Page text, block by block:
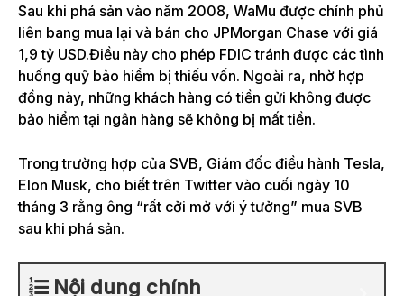
Sau khi phá sản vào năm 2008, WaMu được chính phủ
liên bang mua lại và bán cho JPMorgan Chase với giá
1,9 tỷ USD.Điều này cho phép FDIC tránh được các tình
huống quỹ bảo hiểm bị thiếu vốn. Ngoài ra, nhờ hợp
đồng này, những khách hàng có tiền gửi không được
bảo hiểm tại ngân hàng sẽ không bị mất tiền.
Trong trường hợp của SVB, Giám đốc điều hành Tesla,
Elon Musk, cho biết trên Twitter vào cuối ngày 10
tháng 3 rằng ông “rất cởi mở với ý tưởng” mua SVB
sau khi phá sản.
Nội dung chính